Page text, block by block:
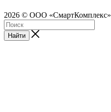
2026 © ООО «СмартКомплекс»
Найти